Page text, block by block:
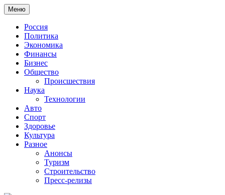
Меню
Россия
Политика
Экономика
Финансы
Бизнес
Общество
Происшествия
Наука
Технологии
Авто
Спорт
Здоровье
Культура
Разное
Анонсы
Туризм
Строительство
Пресс-релизы